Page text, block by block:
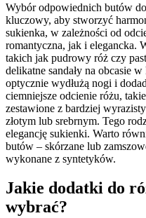
Wybór odpowiednich butów
kluczowy, aby stworzyć
sukienka, w zależności od
romantyczna, jak i elegancka.
takich jak pudrowy róż czy
delikatne sandały na obcasie
optycznie wydłużą nogi i
ciemniejsze odcienie różu,
zestawione z bardziej
złotym lub srebrnym. Tego
elegancję sukienki. Warto
butów – skórzane lub
wykonane z syntetyków.
Jakie dodatki do
wybrać?